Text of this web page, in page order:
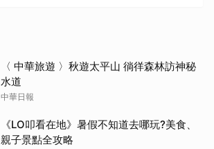
〈 中華旅遊 〉秋遊太平山 徜徉森林訪神秘
水道
中華日報
《LO叩看在地》暑假不知道去哪玩?美食、
親子景點全攻略